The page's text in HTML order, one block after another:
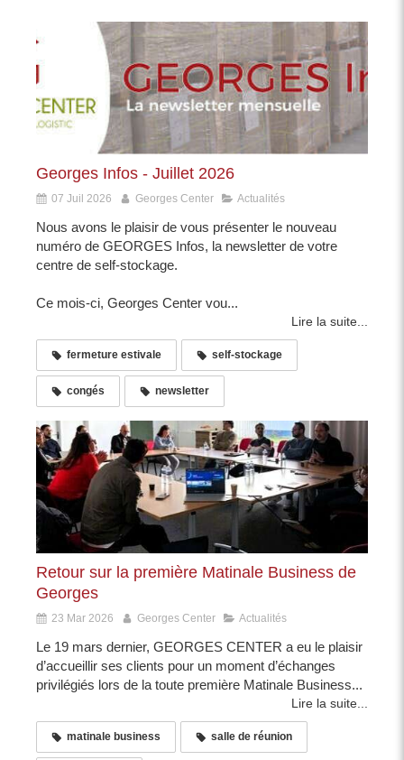
Georges Infos - Juillet 2026
07 Juil 2026 Georges Center Actualités
Nous avons le plaisir de vous présenter le nouveau
numéro de GEORGES Infos, la newsletter de votre
centre de self-stockage.
Ce mois-ci, Georges Center vou...
Lire la suite...
fermeture estivale self-stockage
congés newsletter
Retour sur la première Matinale Business de
Georges
23 Mar 2026 Georges Center Actualités
Le 19 mars dernier, GEORGES CENTER a eu le plaisir
d’accueillir ses clients pour un moment d’échanges
privilégiés lors de la toute première Matinale Business...
Lire la suite...
matinale business salle de réunion